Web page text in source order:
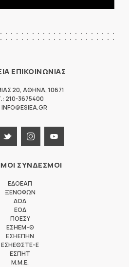
ΕΠΙΚΟΙΝΩΝΙΑΣ
20, ΑΘΗΝΑ, 10671
210-3675400
INFO@ESIEA.GR
ΣΥΝΔΕΣΜΟΙ
ΕΔΟΕΑΠ
ΞΕΝΟΦΩΝ
ΔΟΔ
ΕΟΔ
ΠΟΕΣΥ
ΕΣΗΕΜ-Θ
ΕΣΗΕΠΗΝ
ΕΣΗΕΘΣΤΕ-Ε
ΕΣΠΗΤ
M.M.E.